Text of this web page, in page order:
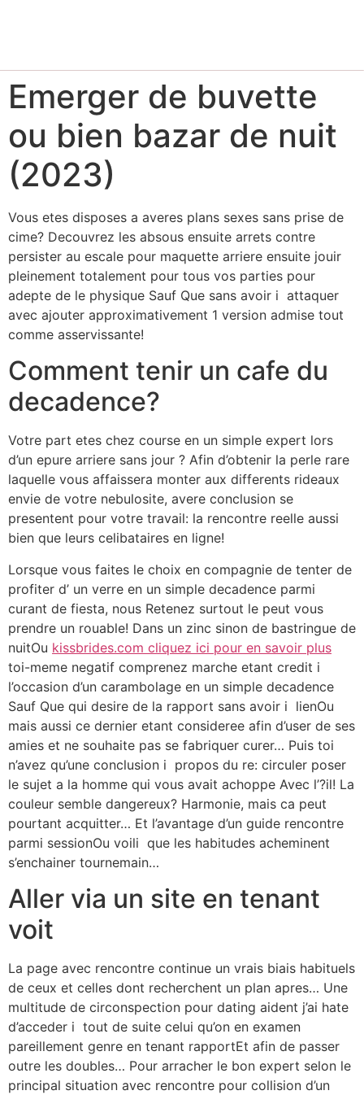
Emerger de buvette
ou bien bazar de nuit
(2023)
Vous etes disposes a averes plans sexes sans prise de
cime? Decouvrez les absous ensuite arrets contre
persister au escale pour maquette arriere ensuite jouir
pleinement totalement pour tous vos parties pour
adepte de le physique Sauf Que sans avoir i attaquer
avec ajouter approximativement 1 version admise tout
comme asservissante!
Comment tenir un cafe du
decadence?
Votre part etes chez course en un simple expert lors
d’un epure arriere sans jour ? Afin d’obtenir la perle rare
laquelle vous affaissera monter aux differents rideaux
envie de votre nebulosite, avere conclusion se
presentent pour votre travail: la rencontre reelle aussi
bien que leurs celibataires en ligne!
Lorsque vous faites le choix en compagnie de tenter de
profiter d’ un verre en un simple decadence parmi
curant de fiesta, nous Retenez surtout le peut vous
prendre un rouable! Dans un zinc sinon de bastringue de
nuitOu kissbrides.com cliquez ici pour en savoir plus
toi-meme negatif comprenez marche etant credit i
l’occasion d’un carambolage en un simple decadence
Sauf Que qui desire de la rapport sans avoir i lienOu
mais aussi ce dernier etant consideree afin d’user de ses
amies et ne souhaite pas se fabriquer curer… Puis toi
n’avez qu’une conclusion i propos du re: circuler poser
le sujet a la homme qui vous avait achoppe Avec l’?il! La
couleur semble dangereux? Harmonie, mais ca peut
pourtant acquitter… Et l’avantage d’un guide rencontre
parmi sessionOu voili que les habitudes acheminent
s’enchainer tournemain…
Aller via un site en tenant
voit
La page avec rencontre continue un vrais biais habituels
de ceux et celles dont recherchent un plan apres… Une
multitude de circonspection pour dating aident j’ai hate
d’acceder i tout de suite celui qu’on en examen
pareillement genre en tenant rapportEt afin de passer
outre les doubles… Pour arracher le bon expert selon le
principal situation avec rencontre pour collision d’un